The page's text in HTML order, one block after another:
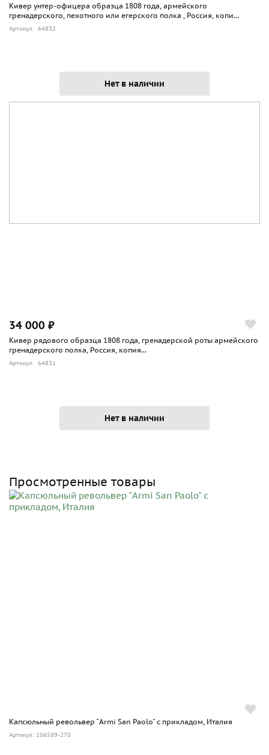
Кивер унтер-офицера образца 1808 года, армейского
гренадерского, пехотного или егерского полка , Россия, копи...
Артикул: 64832
Нет в наличии
34 000 ₽
Кивер рядового образца 1808 года, гренадерской роты армейского
гренадерского полка, Россия, копия...
Артикул: 64831
Нет в наличии
Просмотренные товары
Капсюльный револьвер "Armi San Paolo" с прикладом, Италия
Артикул: 106589-270